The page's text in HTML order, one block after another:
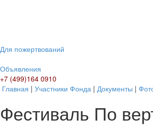
Для пожертвований
Объявления
+7 (499)164 0910
Главная | Участники Фонда | Документы |
Фестиваль По